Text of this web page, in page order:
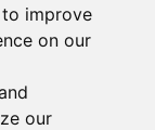
improve
on our
our